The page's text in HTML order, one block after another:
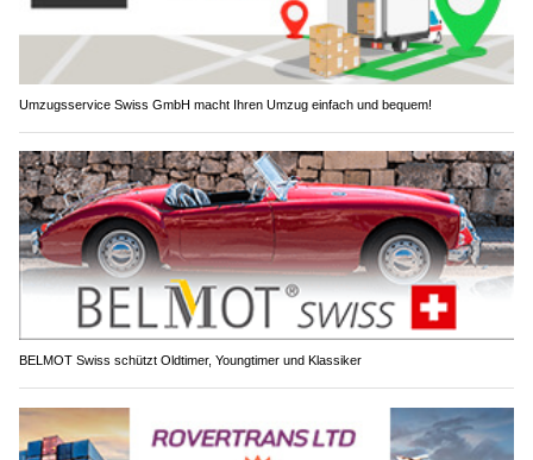
Umzugsservice Swiss GmbH macht Ihren Umzug einfach und bequem!
BELMOT Swiss schützt Oldtimer, Youngtimer und Klassiker